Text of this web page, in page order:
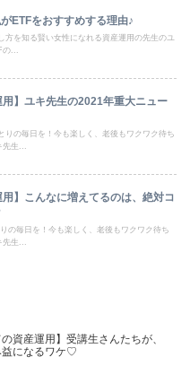
ETFをおすすめする理由♪
方を知る賢い女性になれる資産運用の先生のユ
の...
用】ユキ先生の2021年重大ニュー
りの毎日を！今も楽しく、老後もワクワク待ち
先生...
用】こんなに増えてるのは、絶対コ
の毎日を！今も楽しく、老後もワクワク待ち
先生...
の資産運用】受講生さんたちが、
益になるワケ♡